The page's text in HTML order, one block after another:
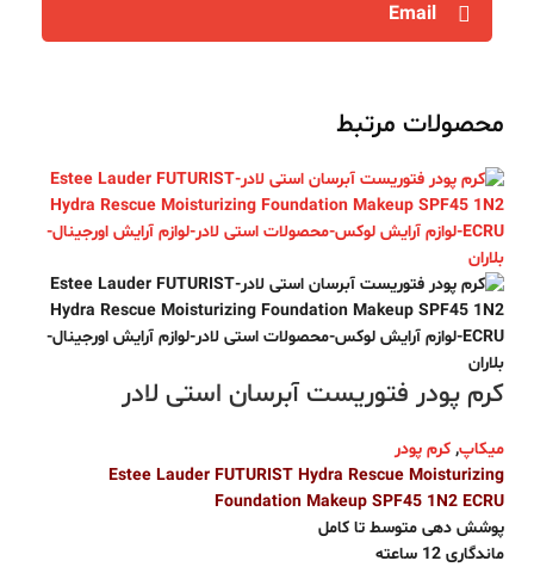
Email
محصولات مرتبط
کرم پودر فتوریست آبرسان استی لادر
میکاپ, کرم پودر
Estee Lauder FUTURIST Hydra Rescue Moisturizing
Foundation Makeup SPF45 1N2 ECRU
پوشش دهی متوسط تا کامل
ماندگاری 12 ساعته